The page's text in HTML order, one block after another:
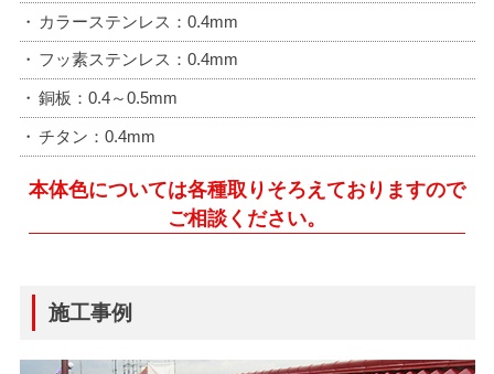
カラーステンレス：0.4mm
フッ素ステンレス：0.4mm
銅板：0.4～0.5mm
チタン：0.4mm
本体色については各種取りそろえておりますので
ご相談ください。
施工事例